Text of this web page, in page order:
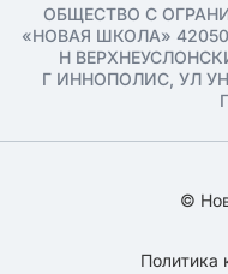
ОБЩЕСТВО С
«НОВАЯ ШКОЛА»
Н
Г ИННОПОЛИС, УЛ
©
Политика